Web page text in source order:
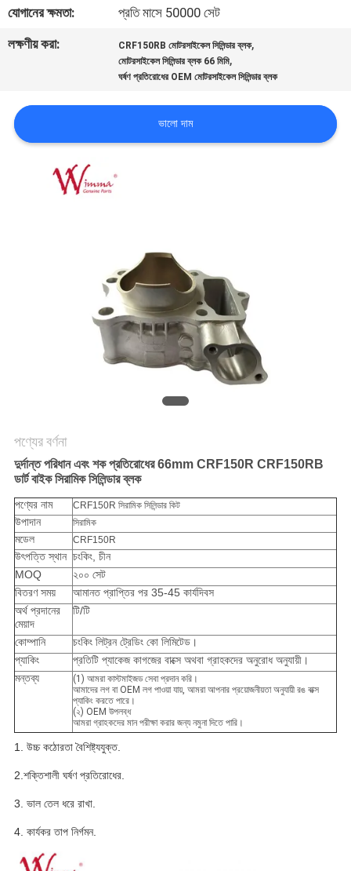
উদ্ধৃতি
অনুরোধ
সাইটম্যাপ
গোপনীয়তা
যোগানের ক্ষমতা:
প্রতি মাসে 50000 সেট
লক্ষণীয় করা:
CRF150RB মোটরসাইকেল সিলিন্ডার ব্লক,
মোটরসাইকেল সিলিন্ডার ব্লক 66 মিমি,
ঘর্ষণ প্রতিরোধের OEM মোটরসাইকেল সিলিন্ডার ব্লক
ভালো দাম
পণ্যের বর্ণনা
দুর্দান্ত পরিধান এবং শক প্রতিরোধের 66mm CRF150R CRF150RB
ডার্ট বাইক সিরামিক সিলিন্ডার ব্লক
পণ্যের নাম CRF150R সিরামিক সিলিন্ডার কিট
উপাদান সিরামিক
মডেল CRF150R
উৎপত্তি স্থান চংকিং, চীন
MOQ
২০০ সেট
বিতরণ সময়
আমানত প্রাপ্তির পর 35-45 কার্যদিবস
অর্থ প্রদানের
মেয়াদ
টি/টি
কোম্পানি
চংকিং লিট্রন ট্রেডিং কো লিমিটেড।
প্যাকিং
প্রতিটি প্যাকেজ কাগজের বাক্সে অথবা গ্রাহকদের অনুরোধ অনুযায়ী।
মন্তব্য
(1) আমরা কাস্টমাইজড সেবা প্রদান করি।
আমাদের লগ বা OEM লগ পাওয়া যায়, আমরা আপনার প্রয়োজনীয়তা অনুযায়ী রঙ বাক্স
প্যাকিং করতে পারে।
(২) OEM উপলব্ধ
আমরা গ্রাহকদের মান পরীক্ষা করার জন্য নমুনা দিতে পারি।
1. উচ্চ কঠোরতা বৈশিষ্ট্যযুক্ত.
2.শক্তিশালী ঘর্ষণ প্রতিরোধের.
3. ভাল তেল ধরে রাখা.
4. কার্যকর তাপ নির্গমন.